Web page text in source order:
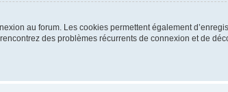
au forum. Les cookies permettent également
des problèmes récurrents de connexion et de